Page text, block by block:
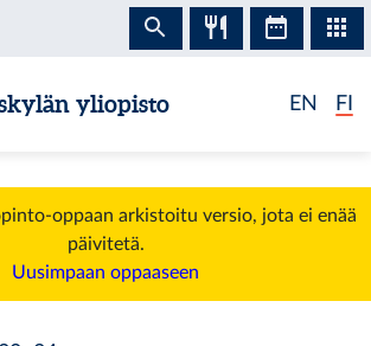
yliopisto EN FI
oppaan arkistoitu versio, jota ei enää
päivitetä.
Uusimpaan oppaaseen